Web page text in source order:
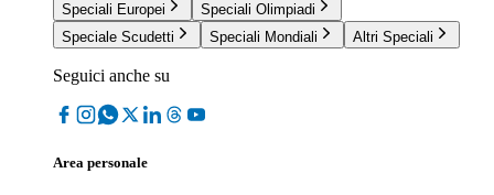
Speciali Europei
Speciali Olimpiadi
Speciale Scudetti
Speciali Mondiali Altri Speciali
Seguici anche su
Area personale